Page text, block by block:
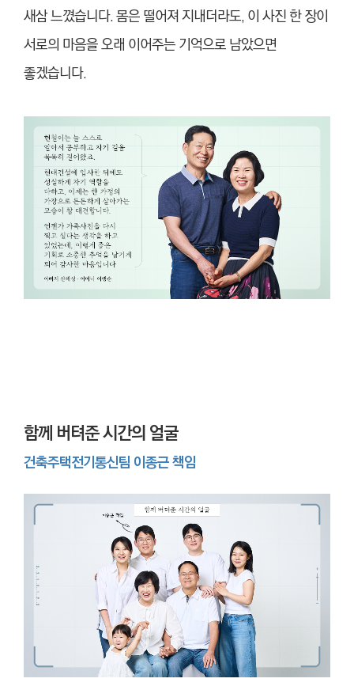
새삼 느꼈습니다. 몸은 떨어져 지내더라도, 이 사진 한 장이
서로의 마음을 오래 이어주는 기억으로 남았으면
좋겠습니다.
함께 버텨준 시간의 얼굴
건축주택전기통신팀 이종근 책임